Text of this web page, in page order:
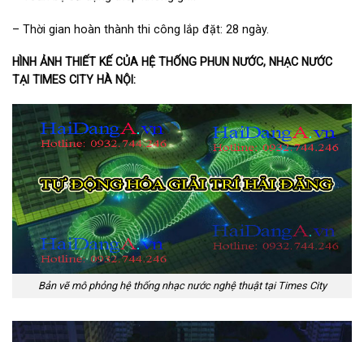
– Thời gian hoàn thành thi công lắp đặt: 28 ngày.
HÌNH ẢNH THIẾT KẾ CỦA HỆ THỐNG PHUN NƯỚC, NHẠC NƯỚC
TẠI TIMES CITY HÀ NỘI:
Bản vẽ mô phỏng hệ thống nhạc nước nghệ thuật tại Times City